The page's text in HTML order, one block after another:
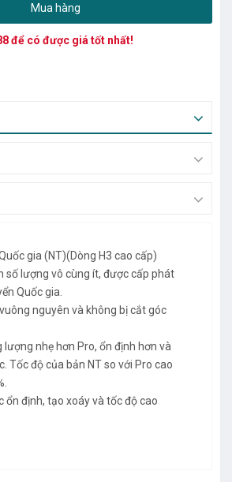
Mua hàng
để có được giá tốt nhất!
gia (NT)(Dòng H3 cao cấp)
số lượng vô cùng ít, được cấp phát
Quốc gia.
nguyên và không bị cắt góc
lượng nhẹ hơn Pro, ổn định hơn và
Tốc độ của bản NT so với Pro cao
ổn định, tạo xoáy và tốc độ cao